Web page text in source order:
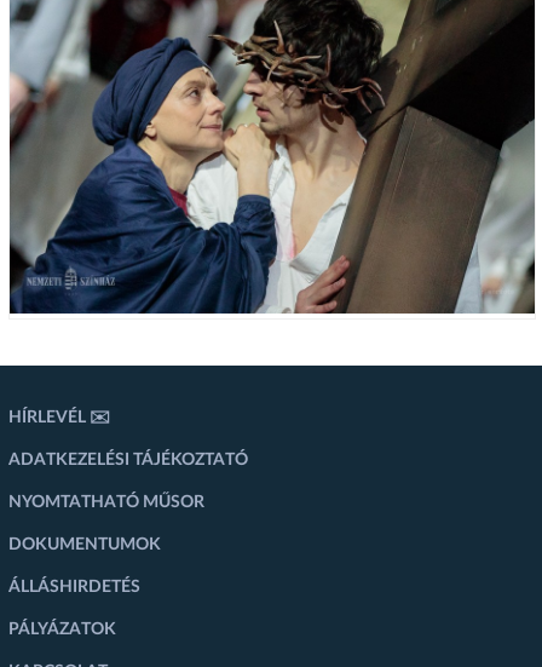
HÍRLEVÉL ✉️
ADATKEZELÉSI TÁJÉKOZTATÓ
NYOMTATHATÓ MŰSOR
DOKUMENTUMOK
ÁLLÁSHIRDETÉS
PÁLYÁZATOK